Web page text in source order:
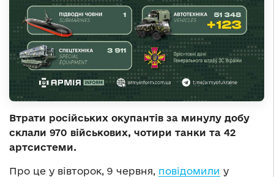
Втрати російських окупантів за минулу добу
склали 970 військових, чотири танки та 42
артсистеми.
Про це у вівторок, 9 червня, повідомили у